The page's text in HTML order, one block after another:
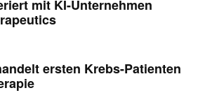
mit KI-Unternehmen
ersten Krebs-Patienten